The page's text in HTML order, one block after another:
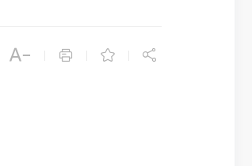
   